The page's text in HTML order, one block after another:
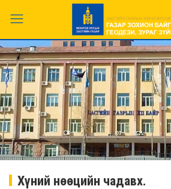
Хүний нөөцийн чадавх.